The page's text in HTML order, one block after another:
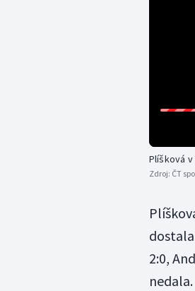
Plíšková
Zdroj: ČT
2:0,
nedala.